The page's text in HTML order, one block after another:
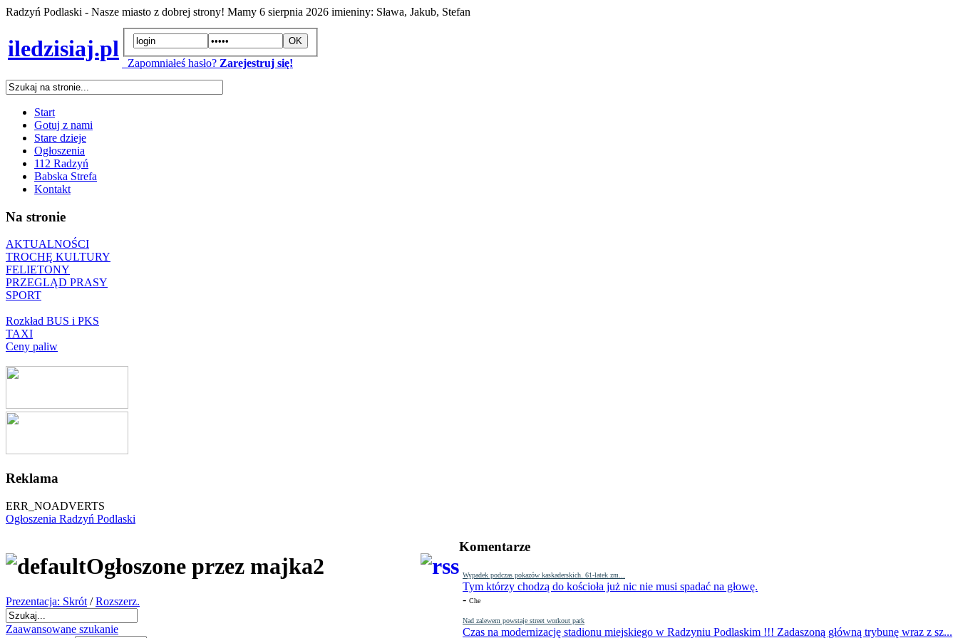
Radzyń Podlaski - Nasze miasto z dobrej strony! Mamy 6 sierpnia 2026 imieniny: Sława, Jakub, Stefan
iledzisiaj.pl
Zapomniałeś hasło? Zarejestruj się!
Start
Gotuj z nami
Stare dzieje
Ogłoszenia
112 Radzyń
Babska Strefa
Kontakt
Na stronie
AKTUALNOŚCI
TROCHĘ KULTURY
FELIETONY
PRZEGLĄD PRASY
SPORT
Rozkład BUS i PKS
TAXI
Ceny paliw
Reklama
ERR_NOADVERTS
Komentarze
Wypadek podczas pokazów kaskaderskich. 61-latek zm...
Tym którzy chodzą do kościoła już nic nie musi spadać na głowę.
- Che
Nad zalewem powstaje street workout park
Czas na modernizację stadionu miejskiego w Radzyniu Podlaskim !!! Zadaszoną główną trybunę wraz z sz...
Ogłoszenia Radzyń Podlaski
Ogłoszone przez majka2
Prezentacja: Skrót /Rozszerz.
Zaawansowane szukanie